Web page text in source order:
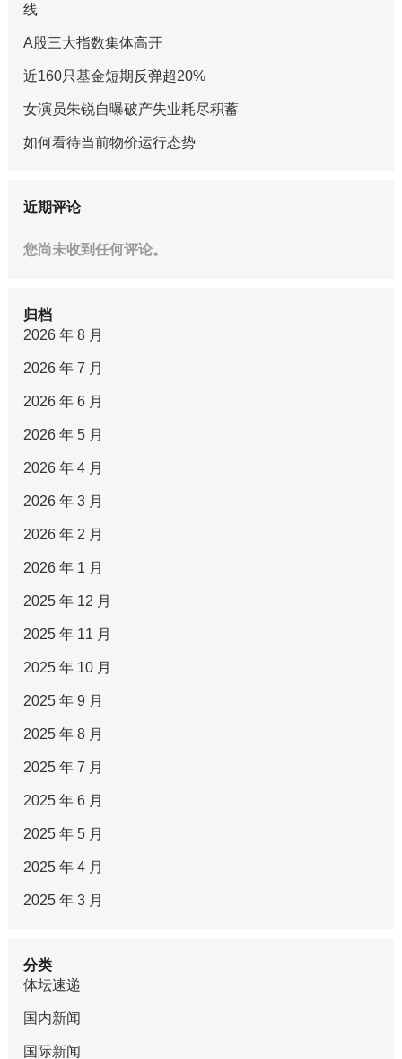
线
A股三大指数集体高开
近160只基金短期反弹超20%
女演员朱锐自曝破产失业耗尽积蓄
如何看待当前物价运行态势
近期评论
您尚未收到任何评论。
归档
2026 年 8 月
2026 年 7 月
2026 年 6 月
2026 年 5 月
2026 年 4 月
2026 年 3 月
2026 年 2 月
2026 年 1 月
2025 年 12 月
2025 年 11 月
2025 年 10 月
2025 年 9 月
2025 年 8 月
2025 年 7 月
2025 年 6 月
2025 年 5 月
2025 年 4 月
2025 年 3 月
分类
体坛速递
国内新闻
国际新闻